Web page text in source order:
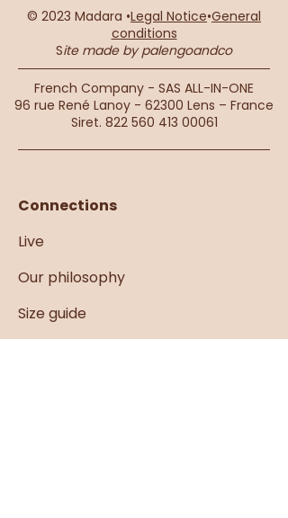
© 2023 Madara •Legal Notice•General
conditions
Site made by palengoandco
French Company - SAS ALL-IN-ONE
96 rue René Lanoy - 62300 Lens – France
Siret. 822 560 413 00061
Connections
Live
Our philosophy
Size guide